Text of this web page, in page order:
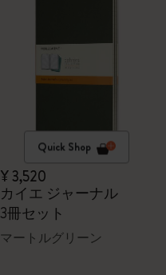
Quick Shop
¥ 3,520
カイエ ジャーナル
3冊セット
マートルグリーン